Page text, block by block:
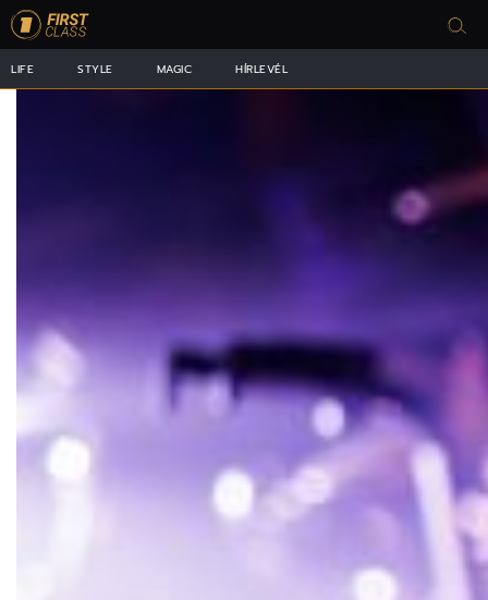
LIFE STYLE MAGIC HÍRLEVÉL